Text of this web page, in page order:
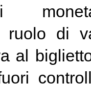
ruolo di
al